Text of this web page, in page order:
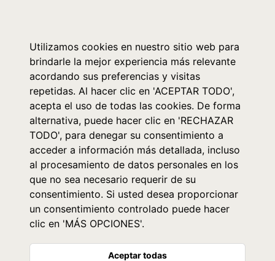
Utilizamos cookies en nuestro sitio web para
brindarle la mejor experiencia más relevante
acordando sus preferencias y visitas
repetidas. Al hacer clic en 'ACEPTAR TODO',
acepta el uso de todas las cookies. De forma
alternativa, puede hacer clic en 'RECHAZAR
TODO', para denegar su consentimiento a
acceder a información más detallada, incluso
al procesamiento de datos personales en los
que no sea necesario requerir de su
consentimiento. Si usted desea proporcionar
un consentimiento controlado puede hacer
clic en 'MÁS OPCIONES'.
Aceptar todas